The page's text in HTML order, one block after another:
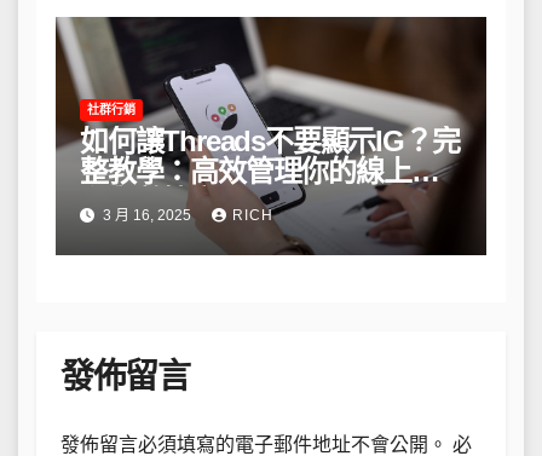
社群行銷
如何讓Threads不要顯示IG？完
整教學：高效管理你的線上隱
私與數據安全
3 月 16, 2025 RICH
發佈留言
發佈留言必須填寫的電子郵件地址不會公開。 必